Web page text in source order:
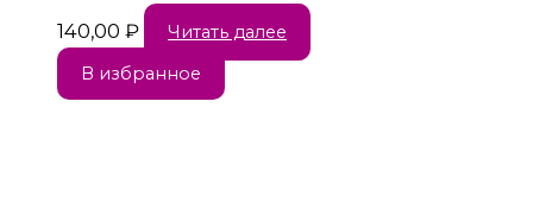
140,00 ₽
Читать далее
В избранное